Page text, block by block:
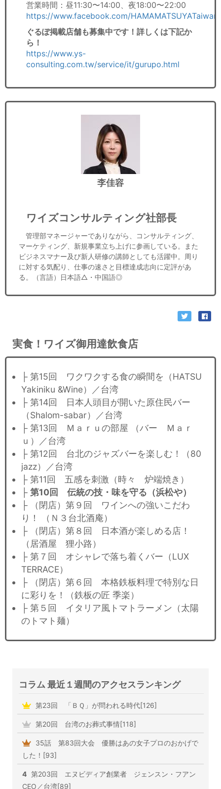
営業時間：昼11:30〜14:00、夜18:00〜22:00
https://www.facebook.com/HAMAMATSUYATaiwan/
ぐるぽ掲載店舗も募集中です！詳しくは下記か
ら！
https://www.ys-
consulting.com.tw/service/it/gurupo.html
李佳容
ワイズコンサルティング社部長
管理部マネージャーでありながら、コンサルティング、
マーケティング、新規事業立ち上げに参画している。また
ビジネスマナー及び新人研修の講師としても活躍中。周り
に対する気配り、仕事の速さと目標達成志向に定評があ
る。（言語）日本語△・中国語◎
実食！ワイズ御用達飲食店
├ 第15回 ワクワクする食の瞬間を（HATSU
Yakiniku &Wine）／台湾
├ 第14回 日本人頭目が開いた原住民バー
（Shalom-sabar）／台湾
├ 第13回 Ｍａｒｕの部屋 （バー Ｍａｒ
ｕ）／台湾
├ 第12回 台北のジャズバーを楽しむ！（80
jazz）／台湾
├ 第11回 五感を刺激（時々 炉端焼き）
├ 第10回 伝統の技・味を守る（浜松や）
├ （閉店）第９回 ワインへの強いこだわ
り！ （Ｎ３台北酒庵）
├ （閉店）第８回 日本酒が楽しめる店！
（居酒屋 狸小路）
├ 第７回 オシャレで落ち着くバー（LUX
TERRACE）
├ （閉店）第６回 本格鉄板料理で特別な日
に彩りを！（鉄板の匠 季楽）
├ 第５回 イタリア風トマトラーメン（太陽
のトマト麺）
コラム 最近１週間のアクセスランキング
第23回 「ＢＱ」が問われる時代[126]
第20回 台湾のお葬式事情[118]
35話 第83回大会 優勝はあの女子プロのおかげで
した！[93]
4 第203回 エヌビディア創業者 ジェンスン・フアン
CEO／台湾[89]